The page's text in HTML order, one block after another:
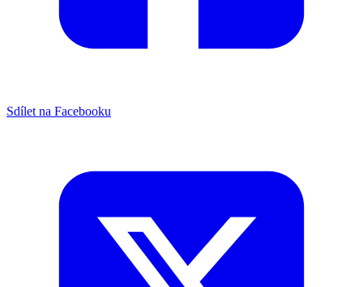
Sdílet na Facebooku